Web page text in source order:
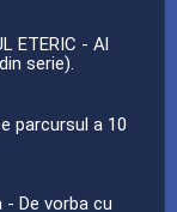
ETERIC - Al
serie).
parcursul a 10
De vorba cu